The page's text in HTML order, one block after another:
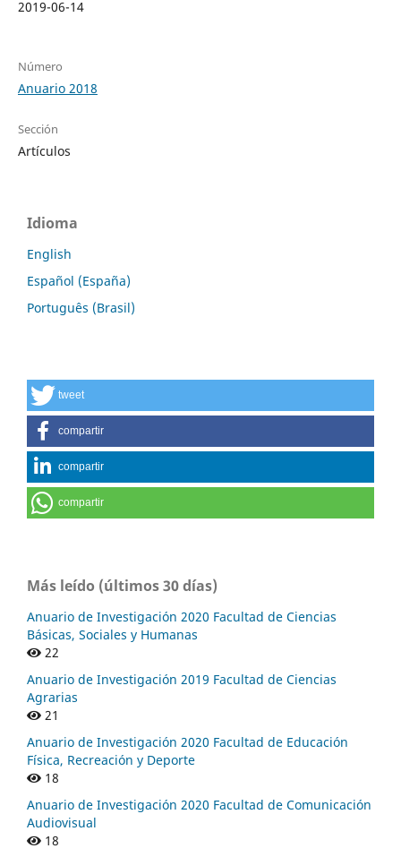
2019-06-14
Número
Anuario 2018
Sección
Artículos
Idioma
English
Español (España)
Português (Brasil)
tweet
compartir
compartir
compartir
Más leído (últimos 30 días)
Anuario de Investigación 2020 Facultad de Ciencias
Básicas, Sociales y Humanas
22
Anuario de Investigación 2019 Facultad de Ciencias
Agrarias
21
Anuario de Investigación 2020 Facultad de Educación
Física, Recreación y Deporte
18
Anuario de Investigación 2020 Facultad de Comunicación
Audiovisual
18